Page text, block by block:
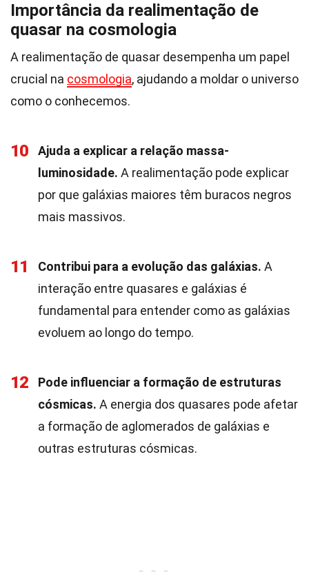
Importância da realimentação de
quasar na cosmologia
A realimentação de quasar desempenha um papel
crucial na cosmologia, ajudando a moldar o universo
como o conhecemos.
10
Ajuda a explicar a relação massa-
luminosidade. A realimentação pode explicar
por que galáxias maiores têm buracos negros
mais massivos.
11 Contribui para a evolução das galáxias. A
interação entre quasares e galáxias é
fundamental para entender como as galáxias
evoluem ao longo do tempo.
12
Pode influenciar a formação de estruturas
cósmicas. A energia dos quasares pode afetar
a formação de aglomerados de galáxias e
outras estruturas cósmicas.